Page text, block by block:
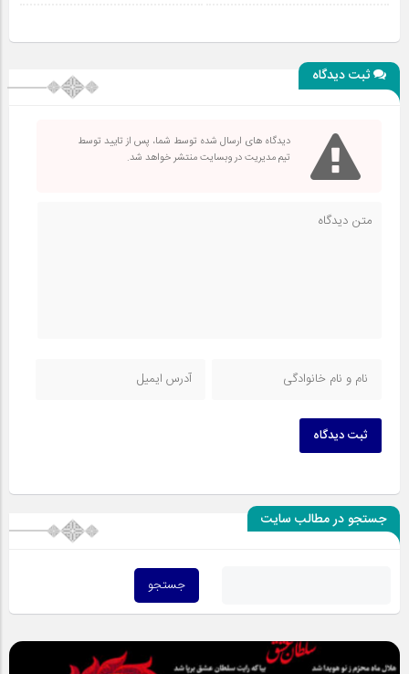
ثبت دیدگاه
دیدگاه های ارسال شده توسط شما، پس از تایید توسط
تیم مدیریت در وبسایت منتشر خواهد شد.
ثبت دیدگاه
جستجو در مطالب سایت